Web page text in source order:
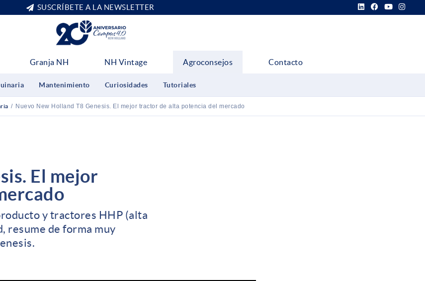
SUSCRÍBETE A LA NEWSLETTER
Granja NH NH Vintage Agroconsejos Contacto
Mantenimiento Curiosidades Tutoriales
/ Nuevo New Holland T8 Genesis. El mejor tractor de alta potencia del mercado
El mejor
y tractores HHP (alta
resume de forma muy